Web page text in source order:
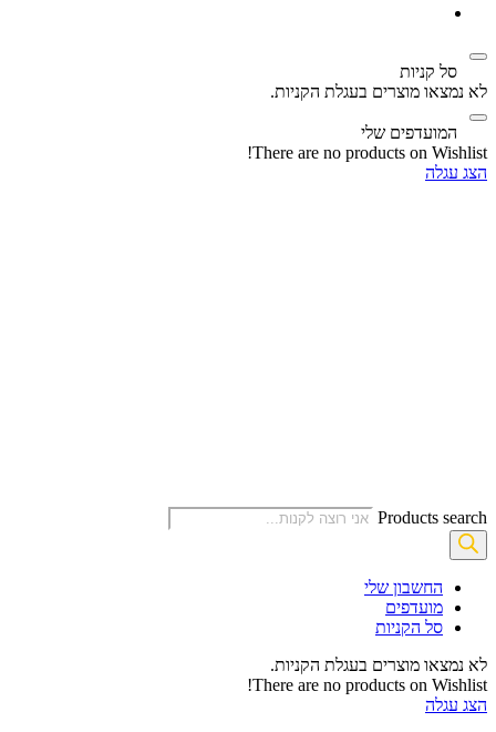
סל קניות‬
לא נמצאו מוצרים בעגלת הקניות.
המועדפים שלי
There are no products on Wishlist!
הצג עגלה
Products search
החשבון שלי‬
‫מועדפים‬‬
סל הקניות
לא נמצאו מוצרים בעגלת הקניות.
There are no products on Wishlist!
הצג עגלה